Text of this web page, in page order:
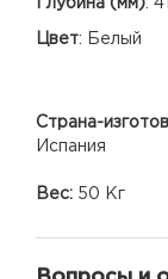
Глубина (мм):
Цвет: Белый
Страна-
Испания
Вес: 50 Кг